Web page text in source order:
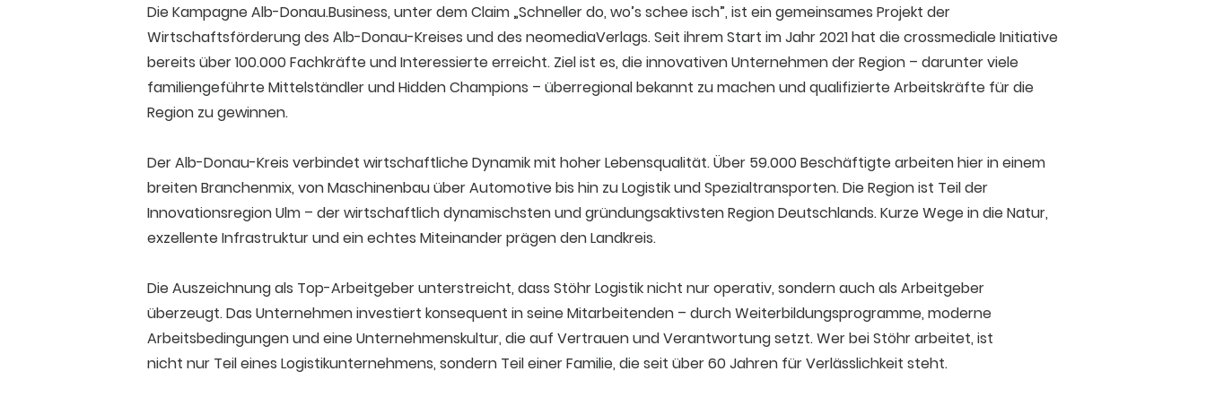
Die Kampagne Alb-Donau.Business, unter dem Claim „Schneller do, wo’s schee isch”, ist ein gemeinsames Projekt der
Wirtschaftsförderung des Alb-Donau-Kreises und des neomediaVerlags. Seit ihrem Start im Jahr 2021 hat die crossmediale Initiative
bereits über 100.000 Fachkräfte und Interessierte erreicht. Ziel ist es, die innovativen Unternehmen der Region – darunter viele
familiengeführte Mittelständler und Hidden Champions – überregional bekannt zu machen und qualifizierte Arbeitskräfte für die
Region zu gewinnen.
Der Alb-Donau-Kreis verbindet wirtschaftliche Dynamik mit hoher Lebensqualität. Über 59.000 Beschäftigte arbeiten hier in einem
breiten Branchenmix, von Maschinenbau über Automotive bis hin zu Logistik und Spezialtransporten. Die Region ist Teil der
Innovationsregion Ulm – der wirtschaftlich dynamischsten und gründungsaktivsten Region Deutschlands. Kurze Wege in die Natur,
exzellente Infrastruktur und ein echtes Miteinander prägen den Landkreis.
Die Auszeichnung als Top-Arbeitgeber unterstreicht, dass Stöhr Logistik nicht nur operativ, sondern auch als Arbeitgeber
überzeugt. Das Unternehmen investiert konsequent in seine Mitarbeitenden – durch Weiterbildungsprogramme, moderne
Arbeitsbedingungen und eine Unternehmenskultur, die auf Vertrauen und Verantwortung setzt. Wer bei Stöhr arbeitet, ist
nicht nur Teil eines Logistikunternehmens, sondern Teil einer Familie, die seit über 60 Jahren für Verlässlichkeit steht.